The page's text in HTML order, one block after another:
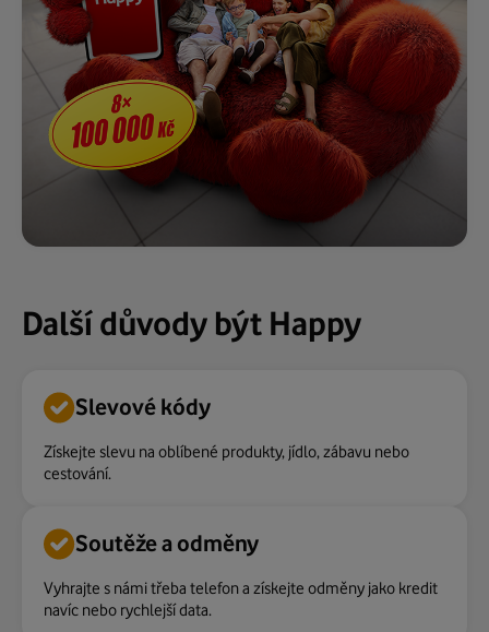
Další důvody být Happy
Slevové kódy
Získejte slevu na oblíbené produkty, jídlo, zábavu nebo
cestování.
Soutěže a odměny
Vyhrajte s námi třeba telefon a získejte odměny jako kredit
navíc nebo rychlejší data.